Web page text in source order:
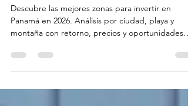
Retorno y Potencial Real
Descubre las mejores zonas para invertir en
montaña con retorno, precios y oportunidades